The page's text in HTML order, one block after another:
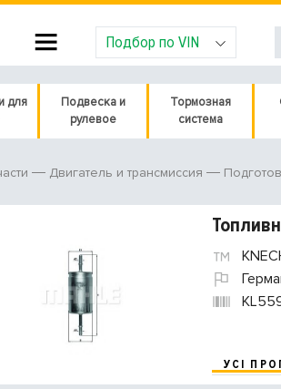
Подбор по VIN
для
Подвеска и
рулевое
Тормозная
система
Двигатель и трансмиссия
УСІ